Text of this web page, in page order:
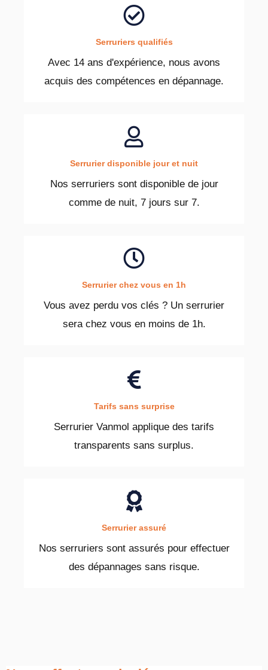
Serruriers qualifiés
Avec 14 ans d'expérience, nous avons
acquis des compétences en dépannage.
Serrurier disponible jour et nuit
Nos serruriers sont disponible de jour
comme de nuit, 7 jours sur 7.
Serrurier chez vous en 1h
Vous avez perdu vos clés ? Un serrurier
sera chez vous en moins de 1h.
Tarifs sans surprise
Serrurier Vanmol applique des tarifs
transparents sans surplus.
Serrurier assuré
Nos serruriers sont assurés pour effectuer
des dépannages sans risque.